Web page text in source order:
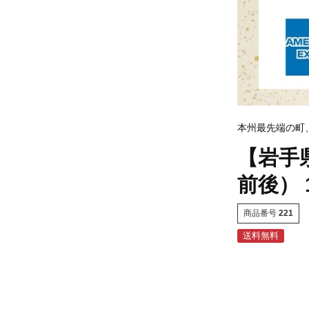
本州最先端の町
【岩
前後）
商品番号 221
送料無料